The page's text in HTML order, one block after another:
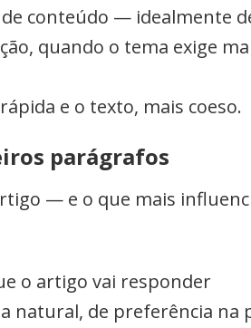
conteúdo — idealmente
quando o tema exige
e o texto, mais coeso.
parágrafos
— e o que mais
o artigo vai responder
natural, de preferência na